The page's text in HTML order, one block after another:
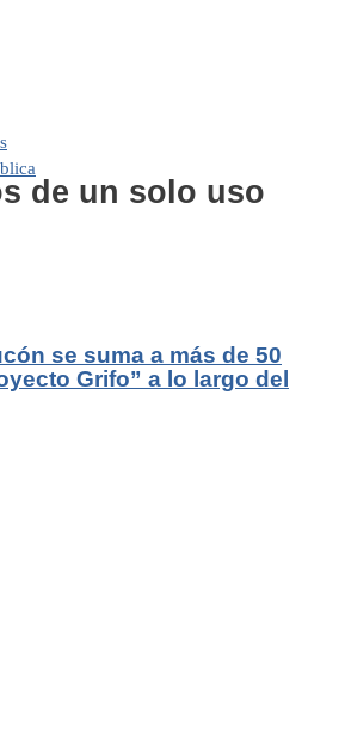
de un solo uso
se suma a más de 50
Grifo” a lo largo del